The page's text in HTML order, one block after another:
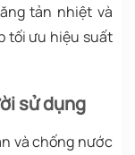
tản nhiệt và
tối ưu hiệu suất
sử dụng
và chống nước